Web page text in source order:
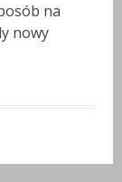
na
nowy